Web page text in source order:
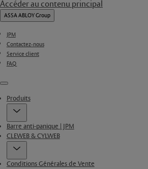
Accéder au contenu principal
ASSA ABLOY Group
JPM
Contactez-nous
Service client
FAQ
Menu
Produits
Barre anti-panique | JPM
CLEWEB & CYLWEB
Conditions Générales de Vente